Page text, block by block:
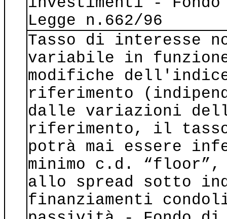
Legge n.662/96
Tasso di interesse
variabile in
modifiche
riferimento
dalle variazioni
riferimento, il
potrà mai essere
minimo c.d.
allo spread sotto
finanziamenti